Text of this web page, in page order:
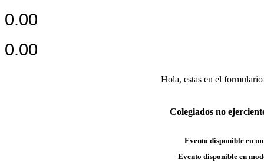
0.00
0.00
Hola, estas en el
Colegiados no
Evento disponible en
Evento disponible en